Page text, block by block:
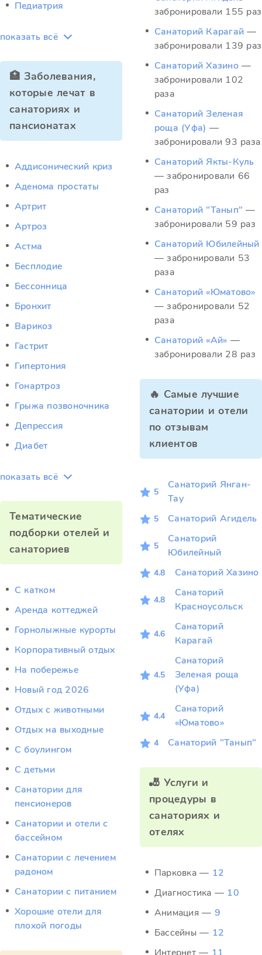
Педиатрия
показать всё
🏥 Заболевания,
которые лечат в
санаториях и
пансионатах
Аддисонический криз
Аденома простаты
Артрит
Артроз
Астма
Бесплодие
Бессонница
Бронхит
Варикоз
Гастрит
Гипертония
Гонартроз
Грыжа позвоночника
Депрессия
Диабет
показать всё
Тематические
подборки отелей и
санаториев
C катком
Аренда коттеджей
Горнолыжные курорты
Корпоративный отдых
На побережье
Новый год 2026
Отдых c животными
Отдых на выходные
С боулингом
С детьми
Санатории для
пенсионеров
Санатории и отели с
бассейном
Санатории с лечением
радоном
Санатории с питанием
Хорошие отели для
плохой погоды
забронировали 155 раз
Санаторий Карагай —
забронировали 139 раз
Санаторий Хазино —
забронировали 102
раза
Санаторий Зеленая
роща (Уфа) —
забронировали 93 раза
Санаторий Якты-Куль
— забронировали 66
раз
Санаторий "Танып" —
забронировали 59 раз
Санаторий Юбилейный
— забронировали 53
раза
Санаторий «Юматово»
— забронировали 52
раза
Санаторий «Ай» —
забронировали 28 раз
🔥 Самые лучшие
санатории и отели
по отзывам
клиентов
5
Санаторий Янган-
Тау
5 Санаторий Агидель
5
Санаторий
Юбилейный
4.8 Санаторий Хазино
4.8
Санаторий
Красноусольск
4.6
Санаторий
Карагай
4.5
Санаторий
Зеленая роща
(Уфа)
4.4
Санаторий
«Юматово»
4 Санаторий "Танып"
🎳 Услуги и
процедуры в
санаториях и
отелях
Парковка — 12
Диагностика — 10
Анимация — 9
Бассейны — 12